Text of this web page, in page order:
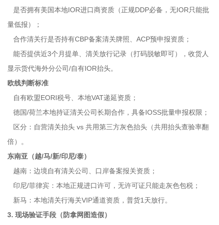
是否拥有美国本地IOR进口商资质（正规DDP必备，无IOR只能批
量低报）；
合作清关行是否持有CBP备案清关牌照、ACP预申报资质；
能否提供近3个月提单、清关放行记录（打码脱敏即可），收货人
显示货代海外分公司/自有IOR抬头。
欧线判断标准
自有欧盟EORI税号、本地VAT递延资质；
德国/荷兰本地持证清关公司长期合作，具备IOSS批量申报权限；
区分：自营清关抬头 vs 共用第三方灰色抬头（共用抬头查验率翻
倍）。
东南亚（越/马/新/印尼/泰）
越南：边境自有清关公司、口岸备案报关资质；
印尼/菲律宾：本地正规进口许可，无许可证只能走灰色包税；
新马：本地清关行海关VIP通道资质，普货1天放行。
3. 现场验证手段（防拿网图造假）